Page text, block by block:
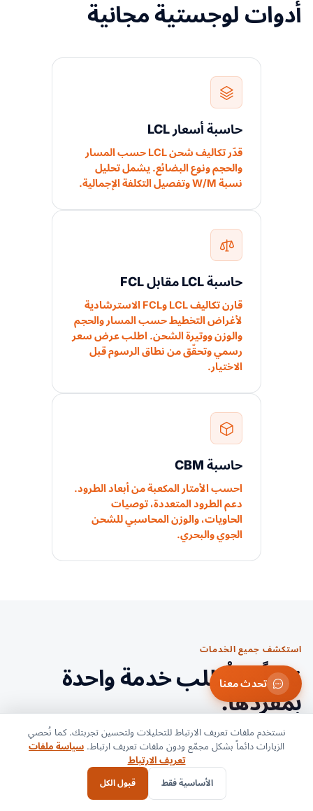
أدوات لوجستية مجانية
حاسبة أسعار LCL
قدّر تكاليف شحن LCL حسب المسار
والحجم ونوع البضائع. يشمل تحليل
نسبة W/M وتفصيل التكلفة الإجمالية.
حاسبة LCL مقابل FCL
قارن تكاليف LCL وFCL الاسترشادية
لأغراض التخطيط حسب المسار والحجم
والوزن ووتيرة الشحن. اطلب عرض سعر
رسمي وتحقّق من نطاق الرسوم قبل
الاختيار.
حاسبة CBM
احسب الأمتار المكعبة من أبعاد الطرود.
دعم الطرود المتعددة، توصيات
الحاويات، والوزن المحاسبي للشحن
الجوي والبحري.
استكشف جميع الخدمات
نادراً ما تُطلب خدمة واحدة
بمفردها.
تصفح الكتالوج الكامل حسب المجموعة. كل خدمة ترتبط
بنفس خيط التشغيل ونفس المنسق المسؤول.
تحدث معنا
نستخدم ملفات تعريف الارتباط للتحليلات ولتحسين تجربتك. كما نُحصي
الزيارات دائماً بشكل مجمّع ودون ملفات تعريف ارتباط. سياسة ملفات
تعريف الارتباط
الأساسية فقط قبول الكل